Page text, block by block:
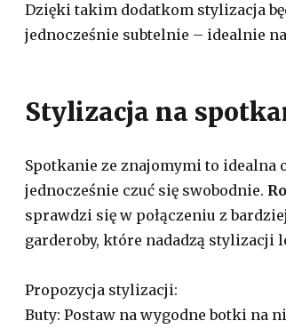
Dzięki takim dodatkom stylizacja
jednocześnie subtelnie – idealnie
Stylizacja na
Spotkanie ze znajomymi to idealna
jednocześnie czuć się swobodnie.
sprawdzi się w połączeniu z
garderoby, które nadadzą stylizacji
Propozycja stylizacji:
Buty: Postaw na wygodne botki na